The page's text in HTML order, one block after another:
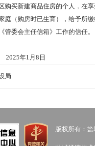
购买新建商品住房的个人，在
庭（购房时已生育），给予所
管委会主任信箱》工作的信任。
社局
月8日
局
版权所有：